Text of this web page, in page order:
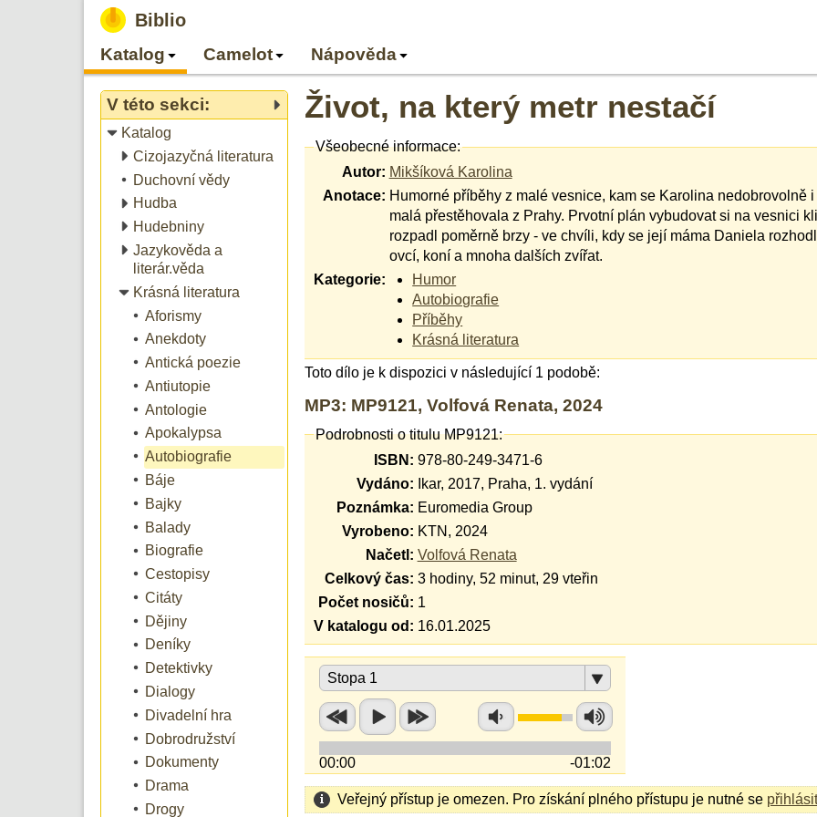
Biblio
Katalog Camelot Nápověda
V této sekci:
Katalog
Cizojazyčná literatura
Duchovní vědy
Hudba
Hudebniny
Jazykověda a
literár.věda
Krásná literatura
Aforismy
Anekdoty
Antická poezie
Antiutopie
Antologie
Apokalypsa
Autobiografie
Báje
Bajky
Balady
Biografie
Cestopisy
Citáty
Dějiny
Deníky
Detektivky
Dialogy
Divadelní hra
Dobrodružství
Dokumenty
Drama
Drogy
Život, na který metr nestačí
Všeobecné informace:
Autor: Mikšíková Karolina
Anotace: Humorné příběhy z malé vesnice, kam se Karolina nedobrovolně
malá přestěhovala z Prahy. Prvotní plán vybudovat si na vesnici
rozpadl poměrně brzy - ve chvíli, kdy se její máma Daniela
ovcí, koní a mnoha dalších zvířat.
Kategorie:
Humor
Autobiografie
Příběhy
Krásná literatura
Toto dílo je k dispozici v následující 1 podobě:
MP3: MP9121, Volfová Renata, 2024
Podrobnosti o titulu MP9121:
ISBN: 978-80-249-3471-6
Vydáno:
Ikar, 2017, Praha, 1. vydání
Poznámka: Euromedia Group
Vyrobeno: KTN, 2024
Načetl: Volfová Renata
Celkový čas: 3 hodiny, 52 minut, 29 vteřin
Počet nosičů: 1
V katalogu od: 16.01.2025
Stopa 1
00:00 -01:02
Veřejný přístup je omezen. Pro získání plného přístupu je nutné se přihlásit